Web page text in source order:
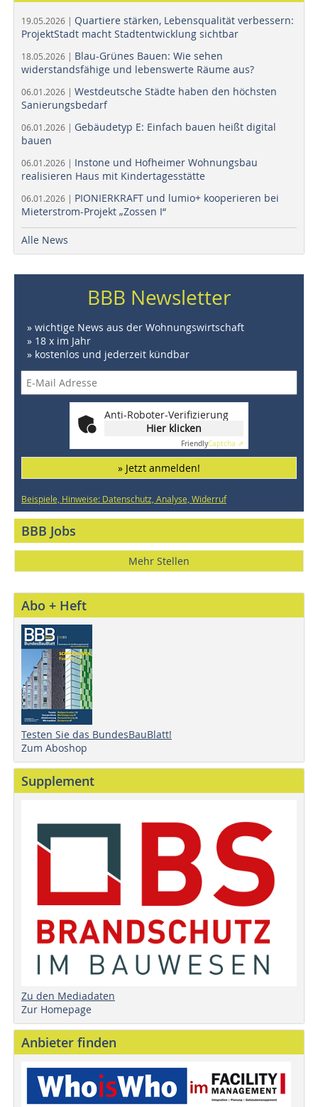
19.05.2026 | Quartiere stärken, Lebensqualität verbessern:
ProjektStadt macht Stadtentwicklung sichtbar
18.05.2026 | Blau-Grünes Bauen: Wie sehen
widerstandsfähige und lebenswerte Räume aus?
06.01.2026 | Westdeutsche Städte haben den höchsten
Sanierungsbedarf
06.01.2026 | Gebäudetyp E: Einfach bauen heißt digital
bauen
06.01.2026 | Instone und Hofheimer Wohnungsbau
realisieren Haus mit Kindertagesstätte
06.01.2026 | PIONIERKRAFT und lumio+ kooperieren bei
Mieterstrom-Projekt „Zossen I“
Alle News
BBB Newsletter
» wichtige News aus der Wohnungswirtschaft
» 18 x im Jahr
» kostenlos und jederzeit kündbar
Anti-Roboter-Verifizierung
Hier klicken
FriendlyCaptcha ⇗
» Jetzt anmelden!
Beispiele, Hinweise: Datenschutz, Analyse, Widerruf
BBB Jobs
Mehr Stellen
Abo + Heft
Testen Sie das BundesBauBlatt!
Zum Aboshop
Supplement
Zu den Mediadaten
Zur Homepage
Anbieter finden